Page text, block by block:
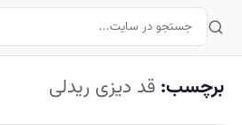
برچسب: قد دیزی ریدلی